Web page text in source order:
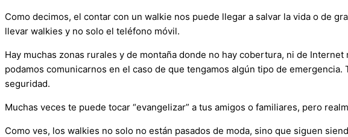
Como decimos, el contar con un walkie nos puede llegar a salvar la vida o de
llevar walkies y no solo el teléfono móvil.
Hay muchas zonas rurales y de montaña donde no hay cobertura, ni de
podamos comunicarnos en el caso de que tengamos algún tipo de
seguridad.
Muchas veces te puede tocar “evangelizar” a tus amigos o familiares, pero
Como ves, los walkies no solo no están pasados de moda, sino que siguen